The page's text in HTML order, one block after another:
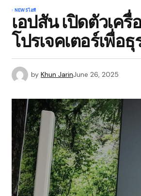
NEWSไอที
เอปสัน เปิดตัวเค
โปรเจคเตอร์เพื่อ
by Khun JarinJune 26, 2025